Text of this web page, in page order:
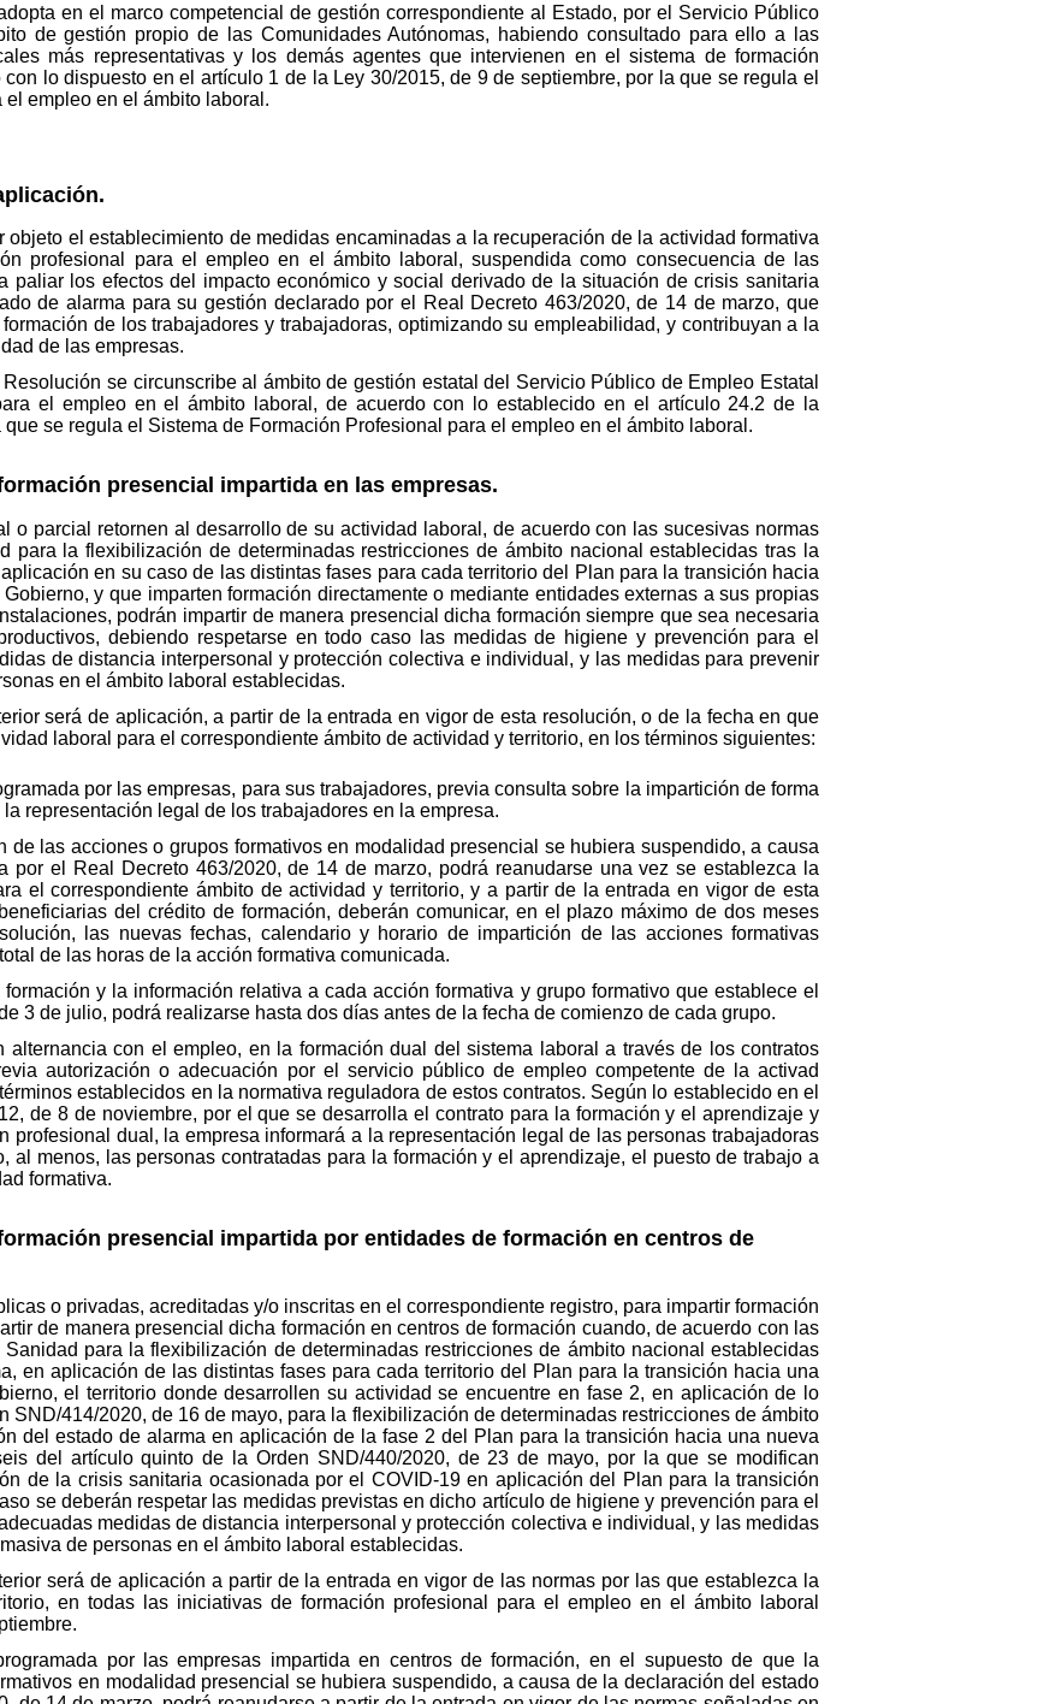
en el marco competencial de gestión correspondiente al Estado, por el Servicio Público
de gestión propio de las Comunidades Autónomas, habiendo consultado para ello a las
más representativas y los demás agentes que intervienen en el sistema de formación
lo dispuesto en el artículo 1 de la Ley 30/2015, de 9 de septiembre, por la que se regula el
empleo en el ámbito laboral.
el establecimiento de medidas encaminadas a la recuperación de la actividad formativa
profesional para el empleo en el ámbito laboral, suspendida como consecuencia de las
paliar los efectos del impacto económico y social derivado de la situación de crisis sanitaria
de alarma para su gestión declarado por el Real Decreto 463/2020, de 14 de marzo, que
de los trabajadores y trabajadoras, optimizando su empleabilidad, y contribuyan a la
de las empresas.
se circunscribe al ámbito de gestión estatal del Servicio Público de Empleo Estatal
el empleo en el ámbito laboral, de acuerdo con lo establecido en el artículo 24.2 de la
se regula el Sistema de Formación Profesional para el empleo en el ámbito laboral.
presencial impartida en las empresas.
parcial retornen al desarrollo de su actividad laboral, de acuerdo con las sucesivas normas
para la flexibilización de determinadas restricciones de ámbito nacional establecidas tras la
en su caso de las distintas fases para cada territorio del Plan para la transición hacia
y que imparten formación directamente o mediante entidades externas a sus propias
podrán impartir de manera presencial dicha formación siempre que sea necesaria
debiendo respetarse en todo caso las medidas de higiene y prevención para el
de distancia interpersonal y protección colectiva e individual, y las medidas para prevenir
en el ámbito laboral establecidas.
será de aplicación, a partir de la entrada en vigor de esta resolución, o de la fecha en que
laboral para el correspondiente ámbito de actividad y territorio, en los términos siguientes:
por las empresas, para sus trabajadores, previa consulta sobre la impartición de forma
representación legal de los trabajadores en la empresa.
de las acciones o grupos formativos en modalidad presencial se hubiera suspendido, a causa
por el Real Decreto 463/2020, de 14 de marzo, podrá reanudarse una vez se establezca la
el correspondiente ámbito de actividad y territorio, y a partir de la entrada en vigor de esta
del crédito de formación, deberán comunicar, en el plazo máximo de dos meses
las nuevas fechas, calendario y horario de impartición de las acciones formativas
de las horas de la acción formativa comunicada.
y la información relativa a cada acción formativa y grupo formativo que establece el
3 de julio, podrá realizarse hasta dos días antes de la fecha de comienzo de cada grupo.
con el empleo, en la formación dual del sistema laboral a través de los contratos
autorización o adecuación por el servicio público de empleo competente de la activad
establecidos en la normativa reguladora de estos contratos. Según lo establecido en el
de 8 de noviembre, por el que se desarrolla el contrato para la formación y el aprendizaje y
profesional dual, la empresa informará a la representación legal de las personas trabajadoras
al menos, las personas contratadas para la formación y el aprendizaje, el puesto de trabajo a
formativa.
presencial impartida por entidades de formación en centros de
o privadas, acreditadas y/o inscritas en el correspondiente registro, para impartir formación
de manera presencial dicha formación en centros de formación cuando, de acuerdo con las
para la flexibilización de determinadas restricciones de ámbito nacional establecidas
en aplicación de las distintas fases para cada territorio del Plan para la transición hacia una
el territorio donde desarrollen su actividad se encuentre en fase 2, en aplicación de lo
SND/414/2020, de 16 de mayo, para la flexibilización de determinadas restricciones de ámbito
del estado de alarma en aplicación de la fase 2 del Plan para la transición hacia una nueva
del artículo quinto de la Orden SND/440/2020, de 23 de mayo, por la que se modifican
de la crisis sanitaria ocasionada por el COVID-19 en aplicación del Plan para la transición
se deberán respetar las medidas previstas en dicho artículo de higiene y prevención para el
medidas de distancia interpersonal y protección colectiva e individual, y las medidas
de personas en el ámbito laboral establecidas.
será de aplicación a partir de la entrada en vigor de las normas por las que establezca la
en todas las iniciativas de formación profesional para el empleo en el ámbito laboral
por las empresas impartida en centros de formación, en el supuesto de que la
en modalidad presencial se hubiera suspendido, a causa de la declaración del estado